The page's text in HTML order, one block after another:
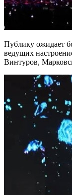
Публику ожидает
ведущих
Винтуров,